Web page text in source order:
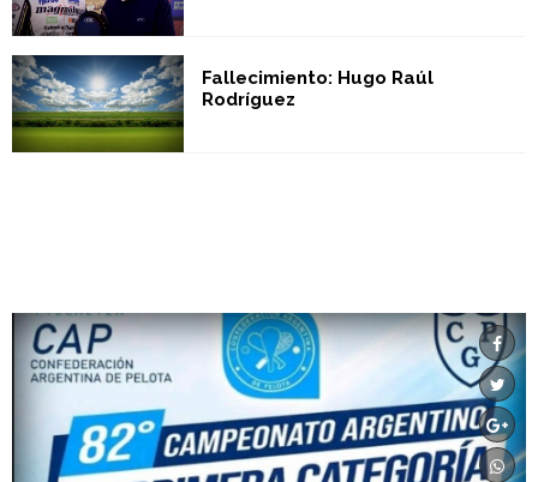
Fallecimiento: Hugo Raúl
Rodríguez